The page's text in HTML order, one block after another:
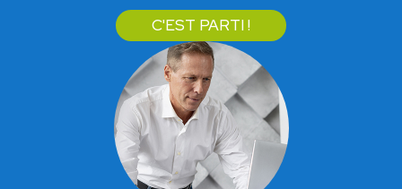
C'EST PARTI !